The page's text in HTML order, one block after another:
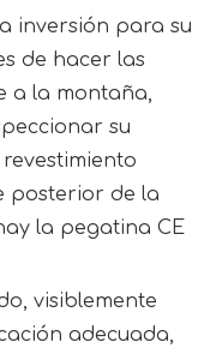
inversión para su
de hacer las
a la montaña,
su
posterior de la
la pegatina CE
visiblemente
adecuada,